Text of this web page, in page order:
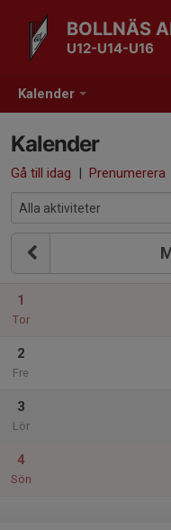
Kalender
BOLLNÄS
U12-U14-U16
Kalender
Gå till idag | Prenumerera
1
Tor
2
Fre
3
Lör
4
Sön